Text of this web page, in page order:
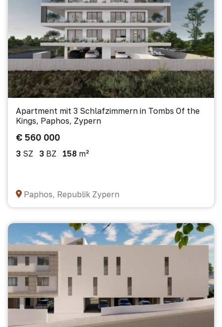
Apartment mit 3 Schlafzimmern in Tombs Of the
Kings, Paphos, Zypern
€ 560 000
3 SZ 3 BZ 158 m²
Paphos, Republik Zypern